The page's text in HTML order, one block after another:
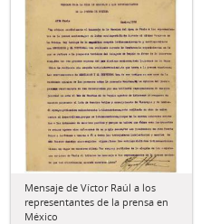
Mensaje de Víctor Raúl a los
representantes de la prensa en
México